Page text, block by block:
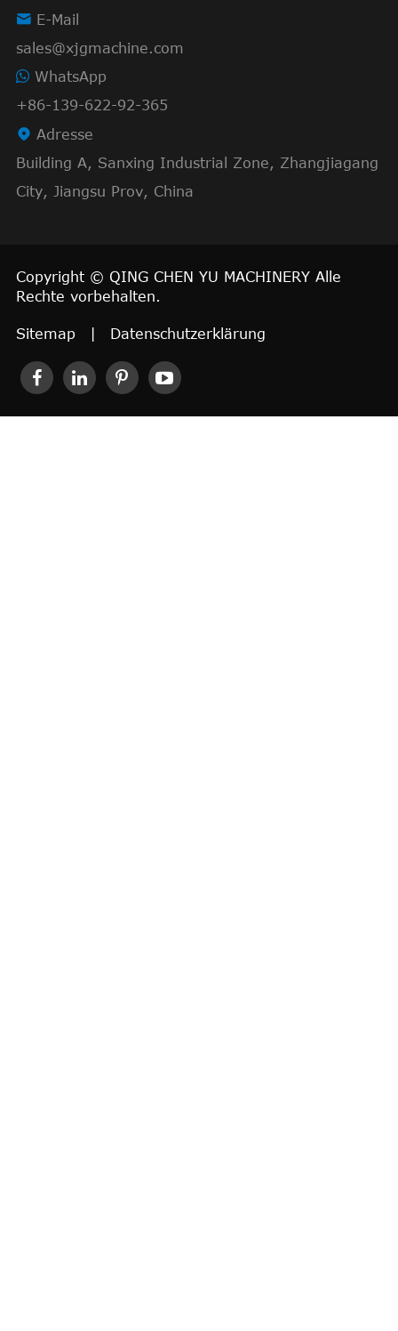
 E-Mail
sales@xjgmachine.com
WhatsApp
+86-139-622-92-365
 Adresse
Building A, Sanxing Industrial Zone, Zhangjiagang
City, Jiangsu Prov, China
Copyright © QING CHEN YU MACHINERY Alle
Rechte vorbehalten.
Sitemap Datenschutzerklärung